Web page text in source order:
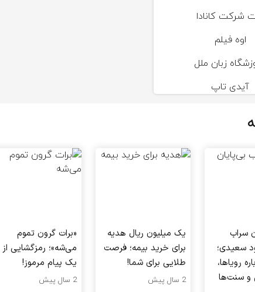
شرکت کانادا
اوه فیلم
زبان ملل
آیدی تاپ
سراب
سعیدی؛
رویاها،
سنت‌ها
یک میلیون ریال هدیه
برای خرید بیمه؛ فرصت
طلایی برای شما!
2 سال پیش
«برات گرون تموم
می‌شه»؛ رمزگشایی از
یک پیام مرموز!
2 سال پیش